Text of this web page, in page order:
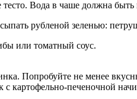
Вода в чаше должна быть
рубленой зеленью:
или томатный соус.
Попробуйте не менее
картофельно-печеночной